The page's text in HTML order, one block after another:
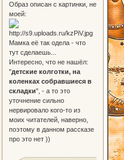
Образ описан с картинки, не
моей:
Мамка её так одела - что
тут сделаешь...
Интересно, что не нашёл:
"детские колготки, на
коленках собравшиеся в
складки", - а то это
уточнение сильно
нервировало кого-то из
моих читателей, наверно,
поэтому в данном рассказе
про это нет ))